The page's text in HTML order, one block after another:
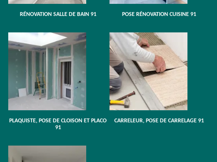
RÉNOVATION SALLE DE BAIN 91 POSE RÉNOVATION CUISINE 91
PLAQUISTE, POSE DE CLOISON ET PLACO
91
CARRELEUR, POSE DE CARRELAGE 91